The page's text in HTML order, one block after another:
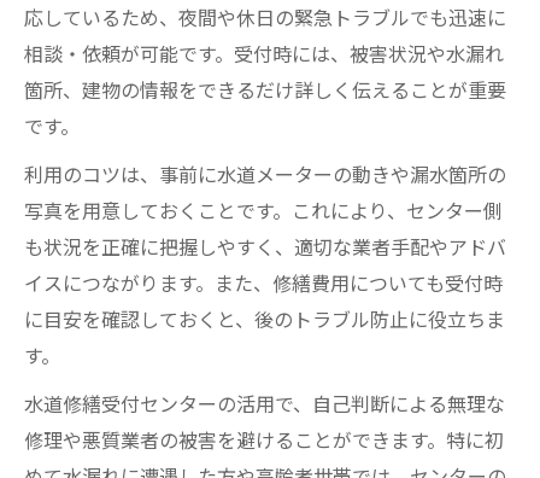
応しているため、夜間や休日の緊急トラブルでも迅速に
相談・依頼が可能です。受付時には、被害状況や水漏れ
箇所、建物の情報をできるだけ詳しく伝えることが重要
です。
利用のコツは、事前に水道メーターの動きや漏水箇所の
写真を用意しておくことです。これにより、センター側
も状況を正確に把握しやすく、適切な業者手配やアドバ
イスにつながります。また、修繕費用についても受付時
に目安を確認しておくと、後のトラブル防止に役立ちま
す。
水道修繕受付センターの活用で、自己判断による無理な
修理や悪質業者の被害を避けることができます。特に初